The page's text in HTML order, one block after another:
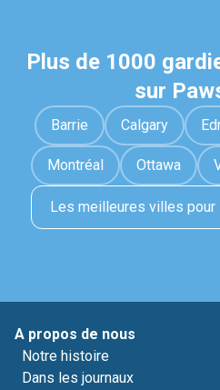
Plus de 1000
sur
Barrie Calgary
Montréal Ottawa
Les meilleures villes pour
A propos de nous
Notre histoire
Dans les journaux